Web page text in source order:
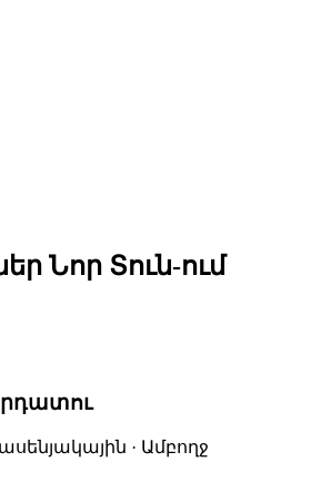
Նոր Տուն-ում
· Ամբողջ